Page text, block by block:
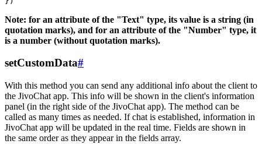
Note: for an attribute of the "Text" type, its value is a string (in
quotation marks), and for an attribute of the "Number" type, it
is a number (without quotation marks).
setCustomData#
With this method you can send any additional info about the client to
the JivoChat app. This info will be shown in the client's information
panel (in the right side of the JivoChat app). The method can be
called as many times as needed. If chat is established, information in
JivoChat app will be updated in the real time. Fields are shown in
the same order as they appear in the fields array.